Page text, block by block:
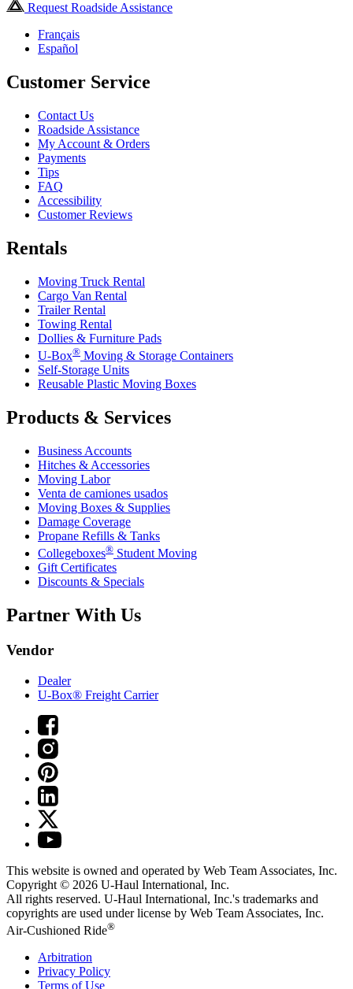
Request Roadside Assistance
Français
Español
Customer Service
Contact Us
Roadside Assistance
My Account & Orders
Payments
Tips
FAQ
Accessibility
Customer Reviews
Rentals
Moving Truck Rental
Cargo Van Rental
Trailer Rental
Towing Rental
Dollies & Furniture Pads
U-Box® Moving & Storage Containers
Self-Storage Units
Reusable Plastic Moving Boxes
Products & Services
Business Accounts
Hitches & Accessories
Moving Labor
Venta de camiones usados
Moving Boxes & Supplies
Damage Coverage
Propane Refills & Tanks
Collegeboxes® Student Moving
Gift Certificates
Discounts & Specials
Partner With Us
Vendor
Dealer
U-Box® Freight Carrier
This website is owned and operated by Web Team Associates, Inc.
Copyright © 2026 U-Haul International, Inc.
All rights reserved. U-Haul International, Inc.'s trademarks and
copyrights are used under license by Web Team Associates, Inc.
Air-Cushioned Ride®
Arbitration
Privacy Policy
Terms of Use